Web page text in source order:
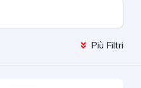
Più Filtri